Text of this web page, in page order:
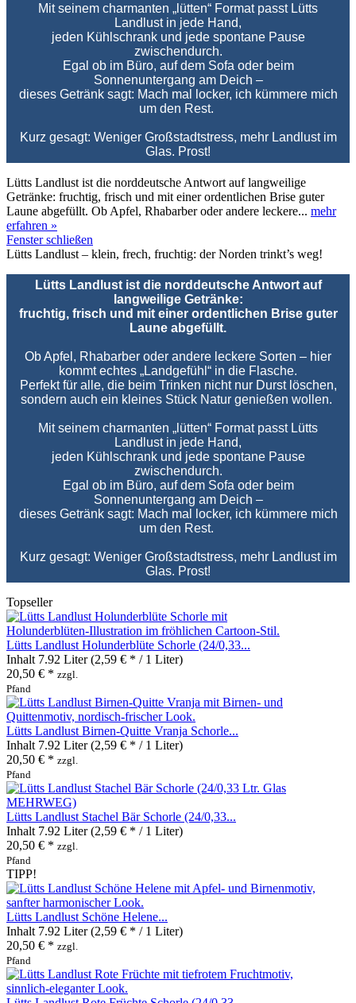
Mit seinem charmanten „lütten“ Format passt Lütts
Landlust in jede Hand,
jeden Kühlschrank und jede spontane Pause
zwischendurch.
Egal ob im Büro, auf dem Sofa oder beim
Sonnenuntergang am Deich –
dieses Getränk sagt: Mach mal locker, ich kümmere mich
um den Rest.
Kurz gesagt: Weniger Großstadtstress, mehr Landlust im
Glas. Prost!
Lütts Landlust ist die norddeutsche Antwort auf langweilige
Getränke: fruchtig, frisch und mit einer ordentlichen Brise guter
Laune abgefüllt. Ob Apfel, Rhabarber oder andere leckere... mehr
erfahren »
Fenster schließen
Lütts Landlust – klein, frech, fruchtig: der Norden trinkt’s weg!
Lütts Landlust ist die norddeutsche Antwort auf
langweilige Getränke:
fruchtig, frisch und mit einer ordentlichen Brise guter
Laune abgefüllt.
Ob Apfel, Rhabarber oder andere leckere Sorten – hier
kommt echtes „Landgefühl“ in die Flasche.
Perfekt für alle, die beim Trinken nicht nur Durst löschen,
sondern auch ein kleines Stück Natur genießen wollen.
Mit seinem charmanten „lütten“ Format passt Lütts
Landlust in jede Hand,
jeden Kühlschrank und jede spontane Pause
zwischendurch.
Egal ob im Büro, auf dem Sofa oder beim
Sonnenuntergang am Deich –
dieses Getränk sagt: Mach mal locker, ich kümmere mich
um den Rest.
Kurz gesagt: Weniger Großstadtstress, mehr Landlust im
Glas. Prost!
Topseller
Lütts Landlust Holunderblüte Schorle (24/0,33...
Inhalt 7.92 Liter(2,59 € * / 1 Liter)
20,50 € * zzgl.
Pfand
Lütts Landlust Birnen-Quitte Vranja Schorle...
Inhalt 7.92 Liter(2,59 € * / 1 Liter)
20,50 € * zzgl.
Pfand
Lütts Landlust Stachel Bär Schorle (24/0,33...
Inhalt 7.92 Liter(2,59 € * / 1 Liter)
20,50 € * zzgl.
Pfand
TIPP!
Lütts Landlust Schöne Helene...
Inhalt 7.92 Liter(2,59 € * / 1 Liter)
20,50 € * zzgl.
Pfand